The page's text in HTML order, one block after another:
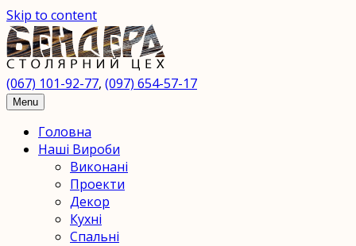
Skip to content
ПП
"H2O"
столярний
(067) 101-92-77, (097) 654-57-17
Menu
Головна
Наші Вироби
Виконані
Проекти
Декор
Кухні
Спальні